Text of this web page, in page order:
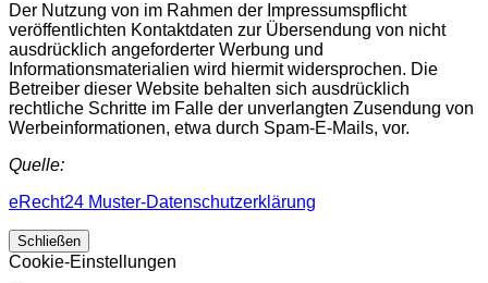
Der Nutzung von im Rahmen der Impressumspflicht
veröffentlichten Kontaktdaten zur Übersendung von nicht
ausdrücklich angeforderter Werbung und
Informationsmaterialien wird hiermit widersprochen. Die
Betreiber dieser Website behalten sich ausdrücklich
rechtliche Schritte im Falle der unverlangten Zusendung von
Werbeinformationen, etwa durch Spam-E-Mails, vor.
Quelle:
eRecht24 Muster-Datenschutzerklärung
Schließen
Cookie-Einstellungen